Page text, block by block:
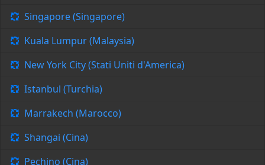
Singapore (Singapore)
Kuala Lumpur (Malaysia)
New York City (Stati Uniti d'America)
Istanbul (Turchia)
Marrakech (Marocco)
Shangai (Cina)
Pechino (Cina)